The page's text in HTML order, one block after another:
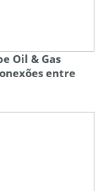
Oil & Gas
entre